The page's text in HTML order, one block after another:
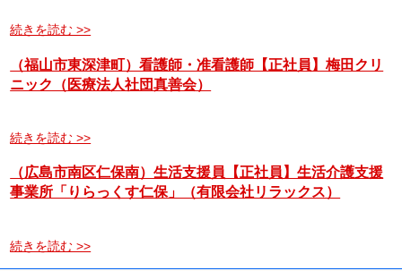
続きを読む >>
（福山市東深津町）看護師・准看護師【正社員】梅田クリ
ニック（医療法人社団真善会）
続きを読む >>
（広島市南区仁保南）生活支援員【正社員】生活介護支援
事業所「りらっくす仁保」（有限会社リラックス）
続きを読む >>